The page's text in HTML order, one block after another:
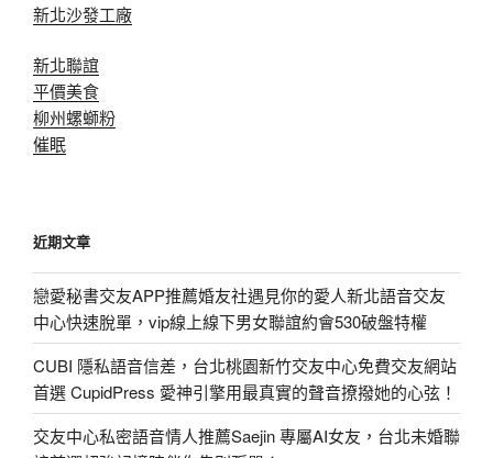
新北沙發工廠
新北聯誼
平價美食
柳州螺螄粉
催眠
近期文章
戀愛秘書交友APP推薦婚友社遇見你的愛人新北語音交友
中心快速脫單，vip線上線下男女聯誼約會530破盤特權
CUBI 隱私語音信差，台北桃園新竹交友中心免費交友網站
首選 CupidPress 愛神引擎用最真實的聲音撩撥她的心弦！
交友中心私密語音情人推薦Saejin 專屬AI女友，台北未婚聯